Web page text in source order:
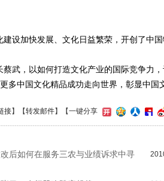
设加快发展、文化日益繁荣，开创了中
武，以如何打造文化产业的国际竞争力
多中国文化精品成功走向世界，彰显中国
接】【转发邮件】 【一键分享
改后如何在服务三农与业绩诉求中寻